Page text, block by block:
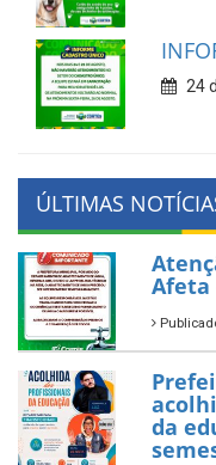
24
ÚLTIMAS
Afeta
da